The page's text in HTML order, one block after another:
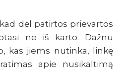
dėl patirtos prievartos
ne iš karto. Dažnu
kas jiems nutinka, linkę
apie nusikaltimą